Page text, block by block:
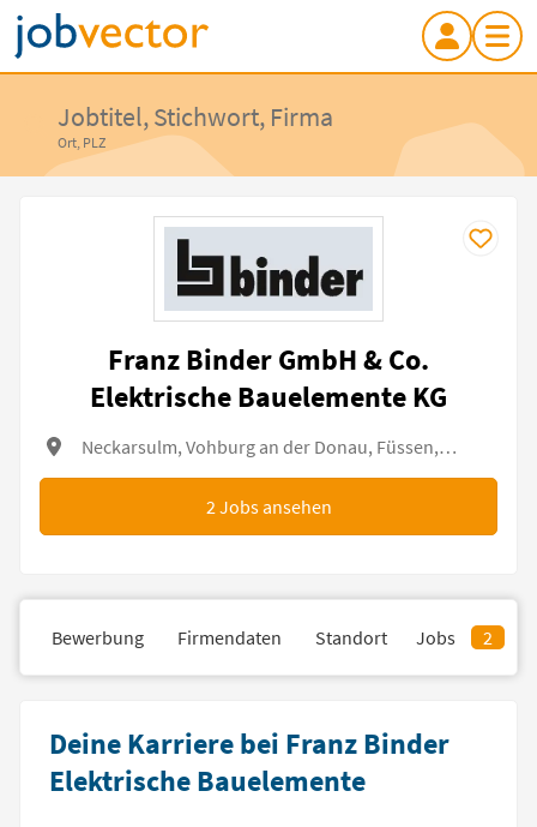
Jobtitel, Stichwort, Firma
Ort, PLZ
Franz Binder GmbH & Co.
Elektrische Bauelemente KG
Neckarsulm, Vohburg an der Donau, Füssen, Pforzheim, Fellbach
2Jobs ansehen
Bewerbung Firmendaten Standort Jobs 2
Deine Karriere bei Franz Binder
Elektrische Bauelemente